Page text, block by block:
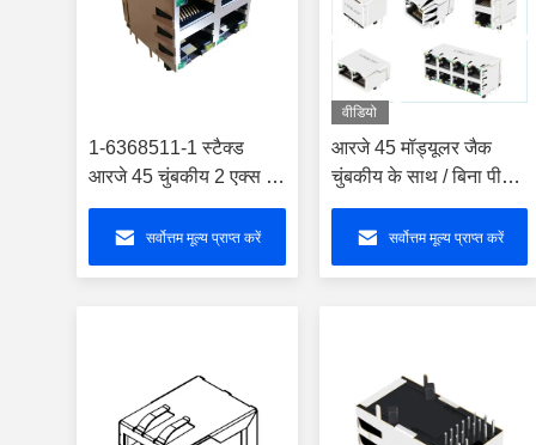
1-6368511-1 स्टैक्ड
आरजे 45 चुंबकीय 2 एक्स 2
पोर्ट कनेक्टर गिगाबिट आरजे
45 9-6368511-4
सर्वोत्तम मूल्य प्राप्त करें
वीडियो
आरजे 45 मॉड्यूलर जैक
चुंबकीय के साथ / बिना पीओई
/ पीओई / पीओई +
सर्वोत्तम मूल्य प्राप्त करें